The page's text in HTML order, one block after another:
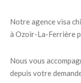
Notre agence visa
à Ozoir-La-Ferrière
Nous vous
depuis votre